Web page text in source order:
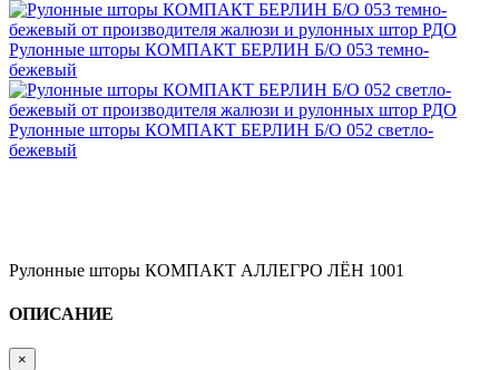
Рулонные шторы КОМПАКТ БЕРЛИН Б/О 053 темно-
бежевый
Рулонные шторы КОМПАКТ БЕРЛИН Б/О 052 светло-
бежевый
Рулонные шторы КОМПАКТ АЛЛЕГРО ЛЁН 1001
ОПИСАНИЕ
×